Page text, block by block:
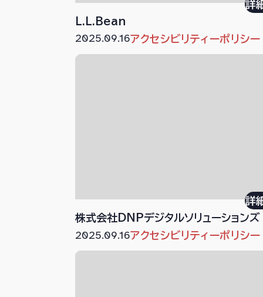
L.L.Bean
詳
2025.09.16アクセシビリティーポリシー
株式会社DNPデジタルソリューションズ
詳
2025.09.16アクセシビリティーポリシー